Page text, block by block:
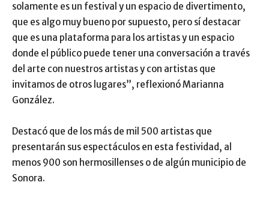
solamente es un festival y un espacio de divertimento,
que es algo muy bueno por supuesto, pero sí destacar
que es una plataforma para los artistas y un espacio
donde el público puede tener una conversación a través
del arte con nuestros artistas y con artistas que
invitamos de otros lugares”, reflexionó Marianna
González.
Destacó que de los más de mil 500 artistas que
presentarán sus espectáculos en esta festividad, al
menos 900 son hermosillenses o de algún municipio de
Sonora.